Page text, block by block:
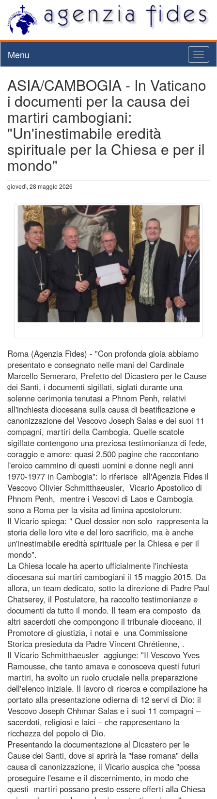
Menu
ASIA/CAMBOGIA - In Vaticano
i documenti per la causa dei
martiri cambogiani:
"Un'inestimabile eredità
spirituale per la Chiesa e per il
mondo"
giovedì, 28 maggio 2026
Roma (Agenzia Fides) - "Con profonda gioia abbiamo
presentato e consegnato nelle mani del Cardinale
Marcello Semeraro, Prefetto del Dicastero per le Cause
dei Santi, i documenti sigillati, siglati durante una
solenne cerimonia tenutasi a Phnom Penh, relativi
all'inchiesta diocesana sulla causa di beatificazione e
canonizzazione del Vescovo Joseph Salas e dei suoi 11
compagni, martiri della Cambogia. Quelle scatole
sigillate contengono una preziosa testimonianza di fede,
coraggio e amore: quasi 2.500 pagine che raccontano
l'eroico cammino di questi uomini e donne negli anni
1970-1977 in Cambogia": lo riferisce all'Agenzia Fides il
Vescovo Olivier Schmitthaeusler, Vicario Apostolico di
Phnom Penh, mentre i Vescovi di Laos e Cambogia
sono a Roma per la visita ad limina apostolorum.
Il Vicario spiega: " Quel dossier non solo rappresenta la
storia delle loro vite e del loro sacrificio, ma è anche
un'inestimabile eredità spirituale per la Chiesa e per il
mondo".
La Chiesa locale ha aperto ufficialmente l'inchiesta
diocesana sui martiri cambogiani il 15 maggio 2015. Da
allora, un team dedicato, sotto la direzione di Padre Paul
Chatserey, il Postulatore, ha raccolto testimonianze e
documenti da tutto il mondo. Il team era composto da
altri sacerdoti che compongono il tribunale dioceano, il
Promotore di giustizia, i notai e una Commissione
Storica presieduta da Padre Vincent Chrétienne, .
Il Vicario Schmitthaeusler aggiunge: "Il Vescovo Yves
Ramousse, che tanto amava e conosceva questi futuri
martiri, ha svolto un ruolo cruciale nella preparazione
dell'elenco iniziale. Il lavoro di ricerca e compilazione ha
portato alla presentazione odierna di 12 servi di Dio: il
Vescovo Joseph Chhmar Salas e i suoi 11 compagni –
sacerdoti, religiosi e laici – che rappresentano la
ricchezza del popolo di Dio.
Presentando la documentazione al Dicastero per le
Cause dei Santi, dove si aprirà la "fase romana" della
causa di canonizzazione, il Vicario auspica che "possa
proseguire l'esame e il discernimento, in modo che
questi martiri possano presto essere offerti alla Chiesa